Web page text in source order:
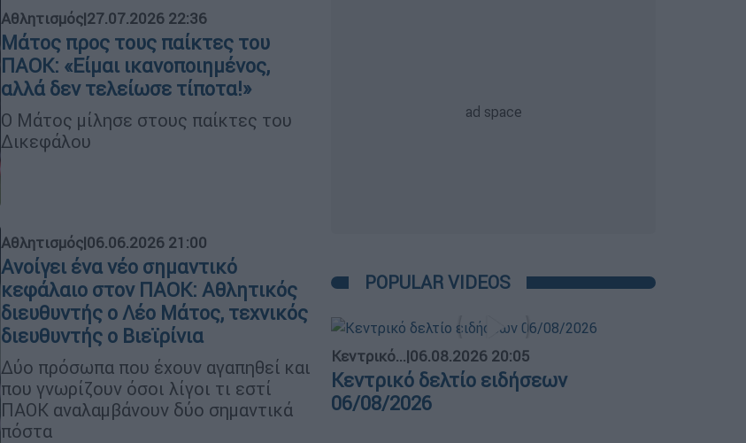
Αθλητισμός|27.07.2026 22:36
Μάτος προς τους παίκτες του
ΠΑΟΚ: «Είμαι ικανοποιημένος,
αλλά δεν τελείωσε τίποτα!»
Ο Μάτος μίλησε στους παίκτες του
Δικεφάλου
Αθλητισμός|06.06.2026 21:00
Ανοίγει ένα νέο σημαντικό
κεφάλαιο στον ΠΑΟΚ: Αθλητικός
διευθυντής ο Λέο Μάτος, τεχνικός
διευθυντής ο Βιεϊρίνια
Δύο πρόσωπα που έχουν αγαπηθεί και
που γνωρίζουν όσοι λίγοι τι εστί
ΠΑΟΚ αναλαμβάνουν δύο σημαντικά
πόστα
POPULAR VIDEOS
Κεντρικό...|06.08.2026 20:05
Κεντρικό δελτίο ειδήσεων
06/08/2026